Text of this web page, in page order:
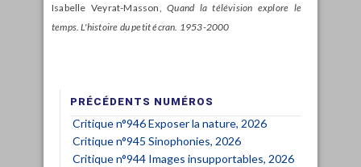
Isabelle Veyrat-Masson,Quand la télévision explore le
temps. L'histoire du petit écran. 1953-2000
PRÉCÉDENTS NUMÉROS
Critique n°946 Exposer la nature, 2026
Critique n°945 Sinophonies, 2026
Critique n°944 Images insupportables, 2026